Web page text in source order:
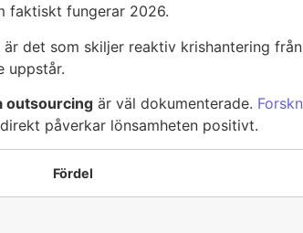
faktiskt fungerar 2026.
är det som skiljer reaktiv krishantering
uppstår.
outsourcing är väl dokumenterade.
påverkar lönsamheten positivt.
Fördel